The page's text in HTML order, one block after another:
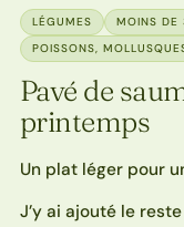
LÉGUMES
MOINS DE
POISSONS,
Pavé de
printemps
Un plat léger pour
J’y ai ajouté le